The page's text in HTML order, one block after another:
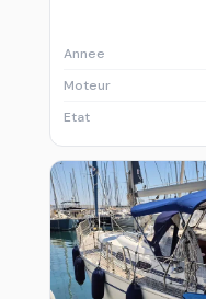
Annee
Moteur
Etat